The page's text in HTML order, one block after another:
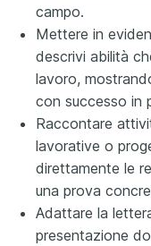
campo.
Mettere in
descrivi abilità
lavoro,
con successo in
Raccontare
lavorative o
direttamente le
una prova
Adattare la
presentazione